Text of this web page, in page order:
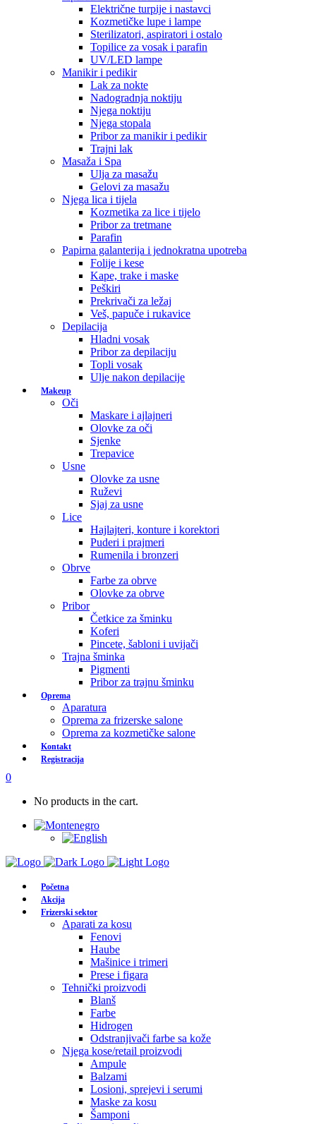
Električne turpije i nastavci
Kozmetičke lupe i lampe
Sterilizatori, aspiratori i ostalo
Topilice za vosak i parafin
UV/LED lampe
Manikir i pedikir
Lak za nokte
Nadogradnja noktiju
Njega noktiju
Njega stopala
Pribor za manikir i pedikir
Trajni lak
Masaža i Spa
Ulja za masažu
Gelovi za masažu
Njega lica i tijela
Kozmetika za lice i tijelo
Pribor za tretmane
Parafin
Papirna galanterija i jednokratna upotreba
Folije i kese
Kape, trake i maske
Peškiri
Prekrivači za ležaj
Veš, papuče i rukavice
Depilacija
Hladni vosak
Pribor za depilaciju
Topli vosak
Ulje nakon depilacije
Makeup
Oči
Maskare i ajlajneri
Olovke za oči
Sjenke
Trepavice
Usne
Olovke za usne
Ruževi
Sjaj za usne
Lice
Hajlajteri, konture i korektori
Puderi i prajmeri
Rumenila i bronzeri
Obrve
Farbe za obrve
Olovke za obrve
Pribor
Četkice za šminku
Koferi
Pincete, šabloni i uvijači
Trajna šminka
Pigmenti
Pribor za trajnu šminku
Oprema
Aparatura
Oprema za frizerske salone
Oprema za kozmetičke salone
Kontakt
Registracija
0
No products in the cart.
Početna
Akcija
Frizerski sektor
Aparati za kosu
Fenovi
Haube
Mašinice i trimeri
Prese i figara
Tehnički proizvodi
Blanš
Farbe
Hidrogen
Odstranjivači farbe sa kože
Njega kose/retail proizvodi
Ampule
Balzami
Losioni, sprejevi i serumi
Maske za kosu
Šamponi